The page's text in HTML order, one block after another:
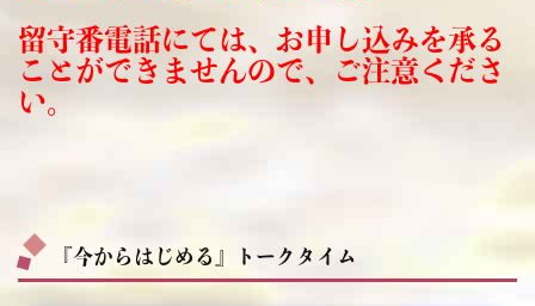
留守番電話にては、お申し込みを承る
ことができませんので、ご注意くださ
い。
『今からはじめる』トークタイム